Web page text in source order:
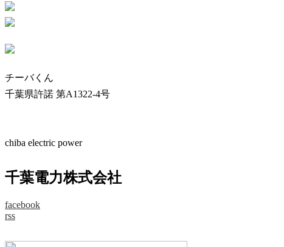
チーバくん
千葉県許諾 第A1322-4号
chiba electric power
千葉電力株式会社
facebook
rss